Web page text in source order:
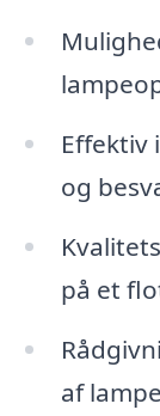
Effektiv
og
på et
af